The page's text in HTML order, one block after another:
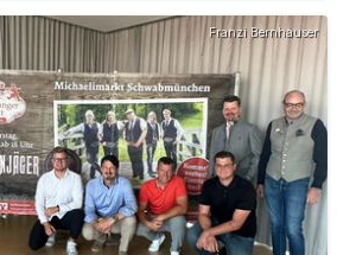
Franzi Bernhauser